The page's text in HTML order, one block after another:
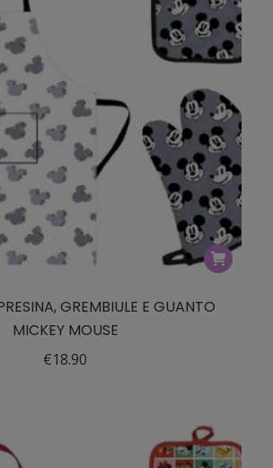
GREMBIULE E GUANTO
MICKEY MOUSE
€18.90